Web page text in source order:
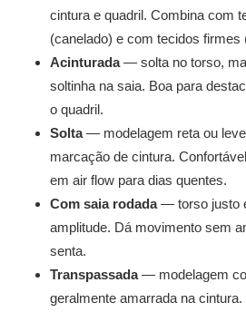
cintura e quadril. Combina com
(canelado) e com tecidos firmes
Acinturada— solta no torso,
soltinha na saia. Boa para
o quadril.
Solta— modelagem reta ou
marcação de cintura.
em air flow para dias quentes.
Com saia rodada— torso justo
amplitude. Dá movimento sem
senta.
Transpassada— modelagem
geralmente amarrada na